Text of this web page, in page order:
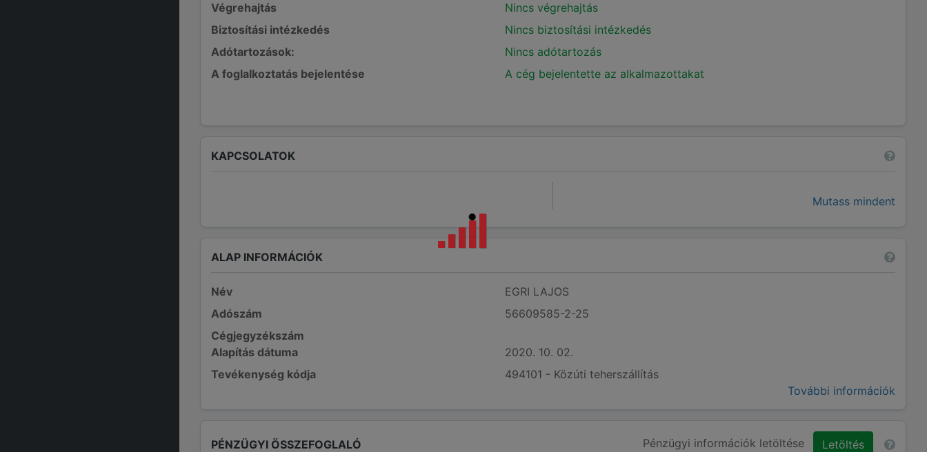
Végrehajtás
Nincs végrehajtás
Biztosítási intézkedés
Nincs biztosítási intézkedés
Adótartozások:
Nincs adótartozás
A foglalkoztatás bejelentése
A cég bejelentette az alkalmazottakat
KAPCSOLATOK
Mutass mindent
ALAP INFORMÁCIÓK
Név
EGRI LAJOS
Adószám
56609585-2-25
Cégjegyzékszám
Alapítás dátuma
2020. 10. 02.
Tevékenység kódja
494101 - Közúti teherszállítás
További információk
PÉNZÜGYI ÖSSZEFOGLALÓ Pénzügyi információk letöltése Letöltés